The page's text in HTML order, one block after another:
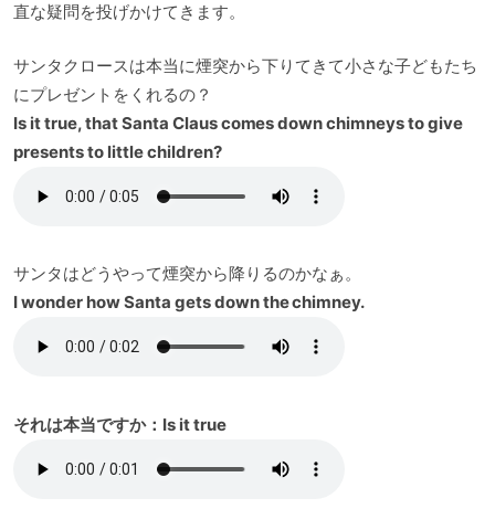
直な疑問を投げかけてきます。
サンタクロースは本当に煙突から下りてきて小さな子どもたち
にプレゼントをくれるの？
Is it true, that Santa Claus comes down chimneys to give
presents to little children?
サンタはどうやって煙突から降りるのかなぁ。
I wonder how Santa gets down the chimney.
それは本当ですか：Is it true